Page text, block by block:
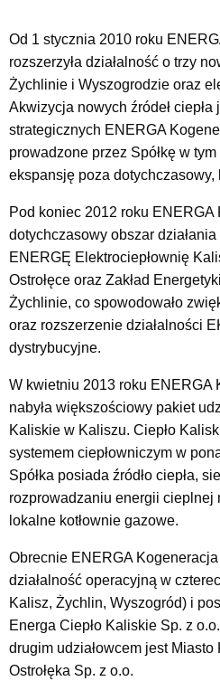
Od 1 stycznia 2010 roku
rozszerzyła działalność o trzy
Żychlinie i Wyszogrodzie oraz
Akwizycja nowych źródeł
strategicznych ENERGA
prowadzone przez Spółkę w
ekspansję poza dotychczasowy,
Pod koniec 2012 roku ENERGA
dotychczasowy obszar działania
ENERGĘ Elektrociepłownię
Ostrołęce oraz Zakład
Żychlinie, co spowodowało
oraz rozszerzenie działalności
dystrybucyjne.
W kwietniu 2013 roku ENERGA
nabyła większościowy pakiet
Kaliskie w Kaliszu. Ciepło
systemem ciepłowniczym w
Spółka posiada źródło ciepła,
rozprowadzaniu energii cieplnej
lokalne kotłownie gazowe.
Obrecnie ENERGA
działalność operacyjną w
Kalisz, Żychlin, Wyszogród) i
Energa Ciepło Kaliskie Sp. z
drugim udziałowcem jest Miasto
Ostrołęka Sp. z o.o.